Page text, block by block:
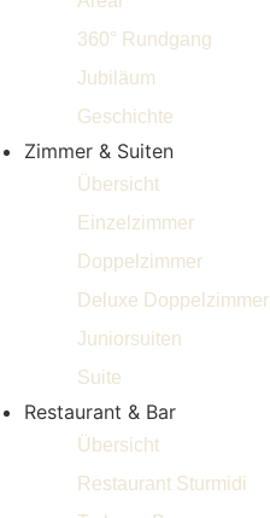
360° Rundgang
Jubiläum
Geschichte
Zimmer & Suiten
Übersicht
Einzelzimmer
Doppelzimmer
Deluxe Doppelzimmer
Juniorsuiten
Suite
Restaurant & Bar
Übersicht
Restaurant Sturmidi